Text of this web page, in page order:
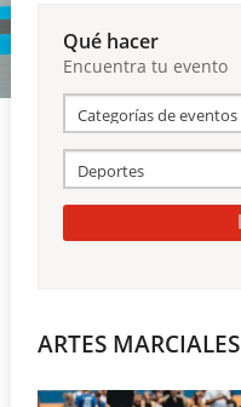
Reservas
Qué hacer
Encuentra tu evento
ARTES MARCIALES